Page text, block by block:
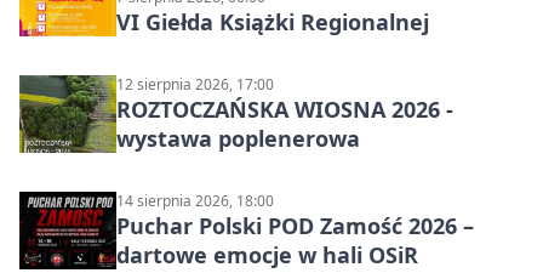
VI Giełda Książki Regionalnej
12 sierpnia 2026, 17:00
ROZTOCZAŃSKA WIOSNA 2026 -
wystawa poplenerowa
14 sierpnia 2026, 18:00
Puchar Polski POD Zamość 2026 –
dartowe emocje w hali OSiR